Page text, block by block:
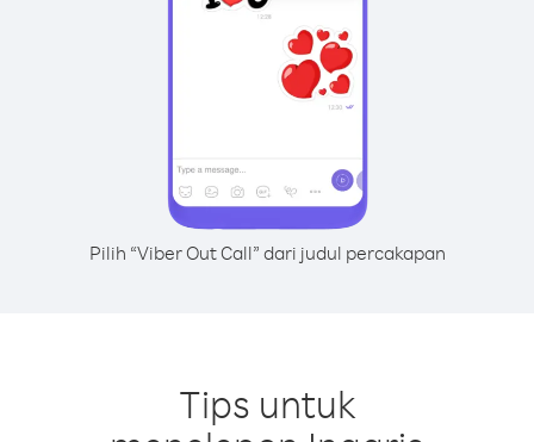
Pilih “Viber Out Call” dari judul percakapan
Tips untuk